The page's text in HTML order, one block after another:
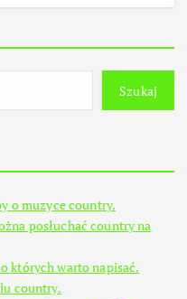
Szukaj
o muzyce country.
posłuchać country na
których warto napisać.
country.